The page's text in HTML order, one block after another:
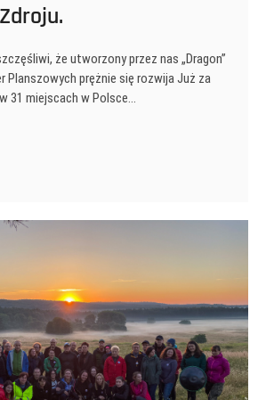
że utworzony przez nas „Dragon”
Planszowych prężnie się rozwija Już za
31 miejscach w Polsce…